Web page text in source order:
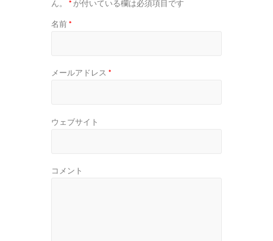
ん。 * が付いている欄は必須項目です
名前*
メールアドレス *
ウェブサイト
コメント